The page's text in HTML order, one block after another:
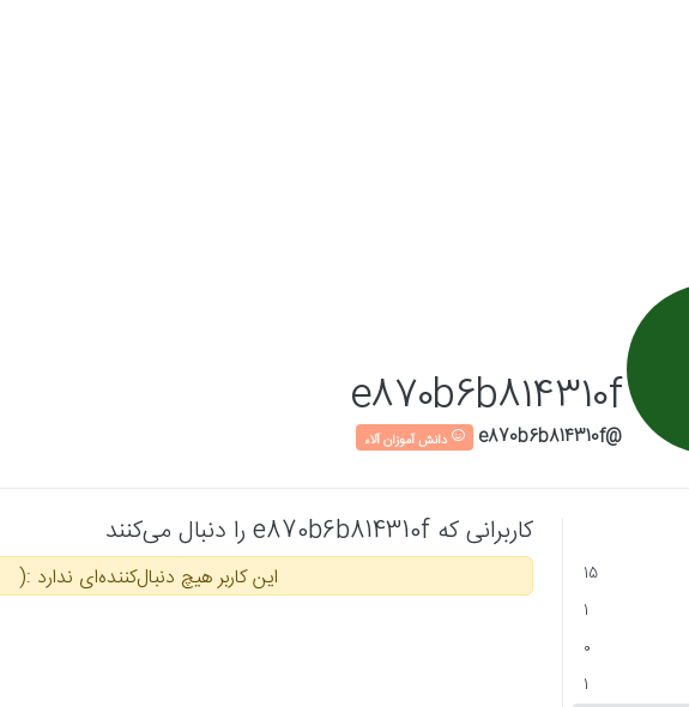
e870b6b814310f
@e870b6b814310f دانش آموزان آلاء
15
1
0
1
کاربرانی که e870b6b814310f را دنبال می‌کنند
این کاربر هیچ دنبال‌کننده‌ای ندارد :(